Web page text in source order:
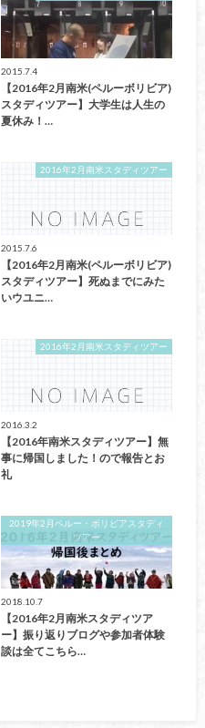
2015.7.4
【2016年2月南米(ペルーボリビア)
スタディツアー】大学生は人生の
夏休み！…
2016年2月南米スタディツアー
2015.7.6
【2016年2月南米(ペルーボリビア)
スタディツアー】死ぬまでにみた
いウユニ…
2016年2月南米スタディツアー
2016.3.2
【2016年南米スタディツアー】無
事に帰国しました！ので報告とお
礼
2019年2月ペルー・ボリビアスタディ
ツアー
2018.10.7
【2016年2月南米スタディツア
ー】振り返りブログや参加者体験
談は全てこちら…